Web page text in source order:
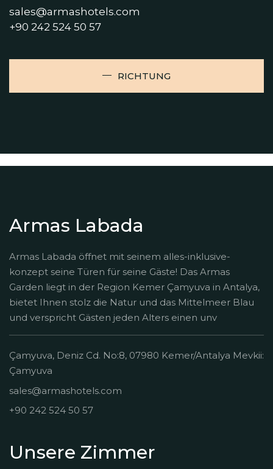
sales@armashotels.com
+90 242 524 50 57
RICHTUNG
Armas Labada
Armas Labada öffnet mit seinem alles-inklusive-
konzept seine Türen für seine Gäste! Das Armas
Garden liegt in der Region Kemer Çamyuva in Antalya,
bietet Ihnen stolz die Natur und das Mittelmeer Blau
und verspricht Gästen jeden Alters einen unv
Çamyuva, Deniz Cd. No:8, 07980 Kemer/Antalya Mevkii:
Çamyuva
sales@armashotels.com
+90 242 524 50 57
Unsere Zimmer